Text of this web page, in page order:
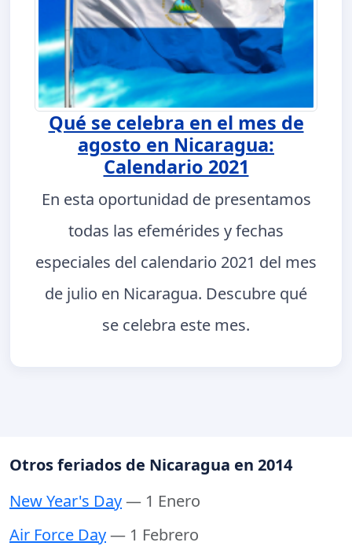
Qué se celebra en el mes de
agosto en Nicaragua:
Calendario 2021
En esta oportunidad de presentamos
todas las efemérides y fechas
especiales del calendario 2021 del mes
de julio en Nicaragua. Descubre qué
se celebra este mes.
Otros feriados de Nicaragua en 2014
New Year's Day— 1 Enero
Air Force Day— 1 Febrero